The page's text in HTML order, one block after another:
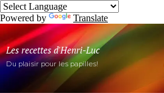
Powered by Translate
Les recettes d'Henri-Luc
Du plaisir pour les papilles!